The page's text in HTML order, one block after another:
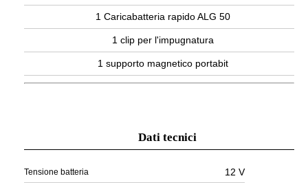
1 Caricabatteria rapido ALG 50
1 clip per l'impugnatura
1 supporto magnetico portabit
Dati tecnici
Tensione batteria 12 V